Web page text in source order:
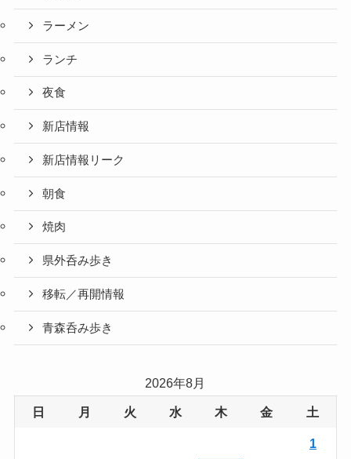
ラーメン
ランチ
夜食
新店情報
新店情報リーク
朝食
焼肉
県外呑み歩き
移転／再開情報
青森呑み歩き
2026年8月
日 月 火 水 木 金 土
1